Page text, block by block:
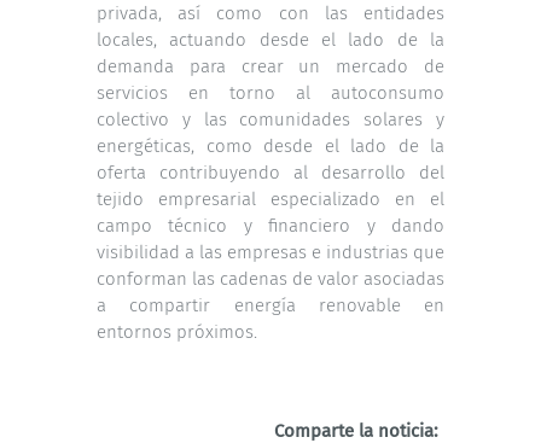
privada, así como con las entidades
locales, actuando desde el lado de la
demanda para crear un mercado de
servicios en torno al autoconsumo
colectivo y las comunidades solares y
energéticas, como desde el lado de la
oferta contribuyendo al desarrollo del
tejido empresarial especializado en el
campo técnico y financiero y dando
visibilidad a las empresas e industrias que
conforman las cadenas de valor asociadas
a compartir energía renovable en
entornos próximos.
Comparte la noticia: